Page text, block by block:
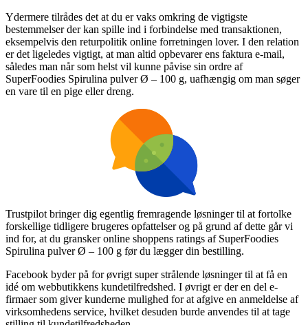
Ydermere tilrådes det at du er vaks omkring de vigtigste
bestemmelser der kan spille ind i forbindelse med transaktionen,
eksempelvis den returpolitik online forretningen lover. I den relation
er det ligeledes vigtigt, at man altid opbevarer ens faktura e-mail,
således man når som helst vil kunne påvise sin ordre af
SuperFoodies Spirulina pulver Ø – 100 g, uafhængig om man søger
en vare til en pige eller dreng.
Trustpilot bringer dig egentlig fremragende løsninger til at fortolke
forskellige tidligere brugeres opfattelser og på grund af dette går vi
ind for, at du gransker online shoppens ratings af SuperFoodies
Spirulina pulver Ø – 100 g før du lægger din bestilling.
Facebook byder på for øvrigt super strålende løsninger til at få en
idé om webbutikkens kundetilfredshed. I øvrigt er der en del e-
firmaer som giver kunderne mulighed for at afgive en anmeldelse af
virksomhedens service, hvilket desuden burde anvendes til at tage